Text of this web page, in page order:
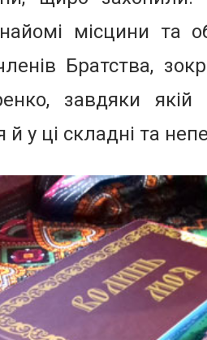
місцини та
Братства,
завдяки якій
у ці складні та